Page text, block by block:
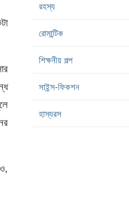
রহস্য
রোমান্টিক
শিক্ষনীয় গল্প
সাইন্স-ফিকশন
হাস্যরস